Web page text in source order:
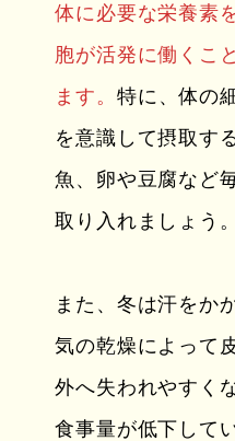
体に必要な栄養素
胞が活発に働くこ
ます。 特に、体の
を意識して摂取す
魚、卵や豆腐など
取り入れましょう。
また、冬は汗をか
気の乾燥によって
外へ失われやすく
食事量が低下して